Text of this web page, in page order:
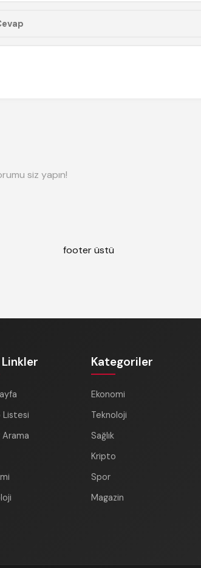
siz yapın!
Linkler
Listesi
Arama
Kategoriler
Ekonomi
Teknoloji
Sağlık
Kripto
Spor
Magazin